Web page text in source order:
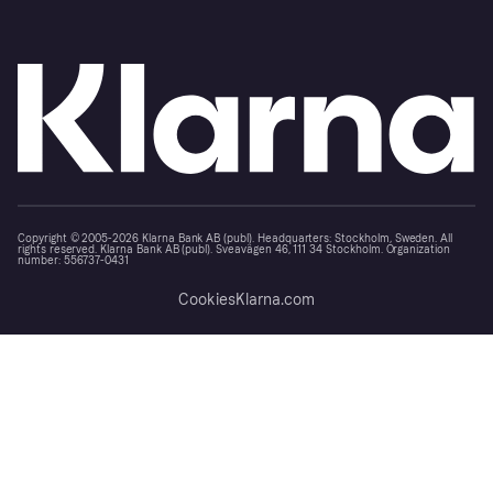
Copyright © 2005-2026 Klarna Bank AB (publ). Headquarters: Stockholm, Sweden. All
rights reserved. Klarna Bank AB (publ). Sveavägen 46, 111 34 Stockholm. Organization
number: 556737-0431
CookiesKlarna.com